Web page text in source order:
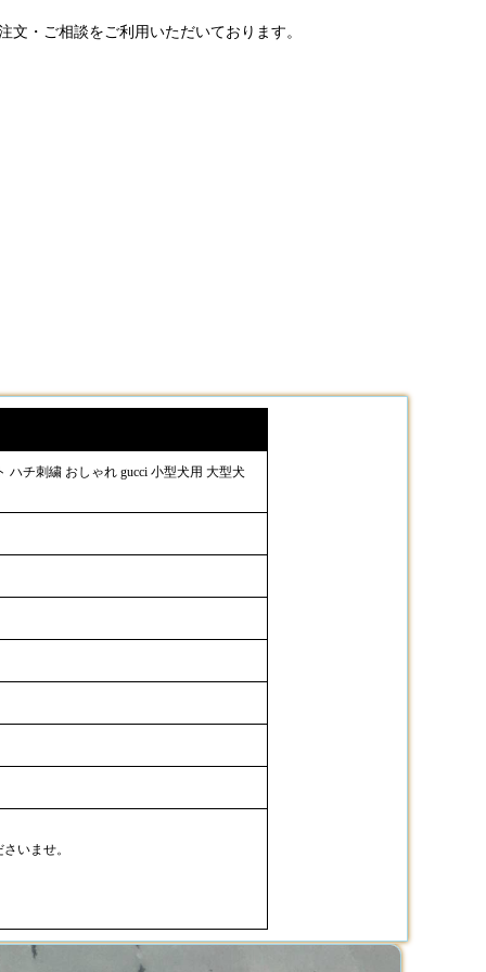
・ご相談をご利用いただいております。
ハチ刺繍 おしゃれ gucci 小型犬用 大型犬
いませ。